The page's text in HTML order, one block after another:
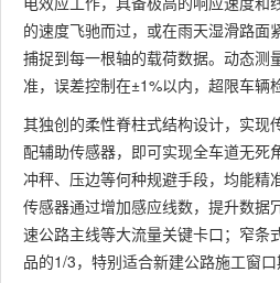
的速度飞驰而过，或在雨天湿滑路面
捕捉到每一根轴的载荷数据。动态测
准，误差控制在±1%以内，超限车辆
其独创的柔性脊柱式结构设计，实现
配辅助传感器，即可实现全车道无死
冲秤、压边等何种规避手段，均能精
传感器通过增加感应线数，提升数据
速公路主线等大流量关键卡口；窄条
品的1/3，特别适合新建公路施工窗口